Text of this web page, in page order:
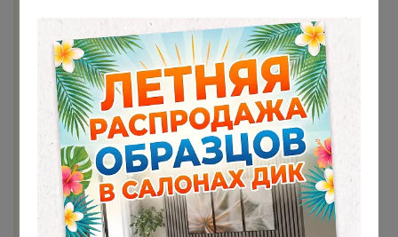
Цвет столешницы
Хромикс бронза
Материал столешницы
Керамика на МДФ
Материал опор
Металл
Ширина столешницы (см)